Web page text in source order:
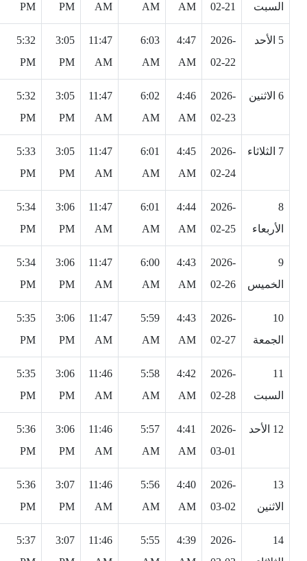
السبت
02-21
AM
AM
AM
PM
PM
5 الأحد
2026-
02-22
4:47
AM
6:03
AM
11:47
AM
3:05
PM
5:32
PM
6 الاثنين
2026-
02-23
4:46
AM
6:02
AM
11:47
AM
3:05
PM
5:32
PM
7 الثلاثاء
2026-
02-24
4:45
AM
6:01
AM
11:47
AM
3:05
PM
5:33
PM
8
الأربعاء
2026-
02-25
4:44
AM
6:01
AM
11:47
AM
3:06
PM
5:34
PM
9
الخميس
2026-
02-26
4:43
AM
6:00
AM
11:47
AM
3:06
PM
5:34
PM
10
الجمعة
2026-
02-27
4:43
AM
5:59
AM
11:47
AM
3:06
PM
5:35
PM
11
السبت
2026-
02-28
4:42
AM
5:58
AM
11:46
AM
3:06
PM
5:35
PM
12 الأحد
2026-
03-01
4:41
AM
5:57
AM
11:46
AM
3:06
PM
5:36
PM
13
الاثنين
2026-
03-02
4:40
AM
5:56
AM
11:46
AM
3:07
PM
5:36
PM
14
2026-
4:39
5:55
11:46
3:07
5:37